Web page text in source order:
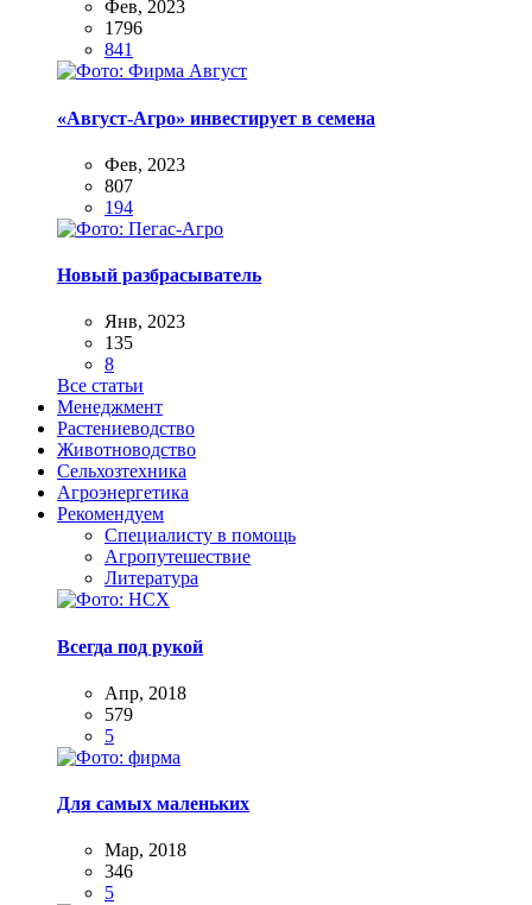
Фев, 2023
1796
841
«Август-Агро» инвестирует в семена
Фев, 2023
807
194
Новый разбрасыватель
Янв, 2023
135
8
Все статьи
Менеджмент
Растениеводство
Животноводство
Сельхозтехника
Агроэнергетика
Рекомендуем
Специалисту в помощь
Агропутешествие
Литература
Всегда под рукой
Апр, 2018
579
5
Для самых маленьких
Мар, 2018
346
5